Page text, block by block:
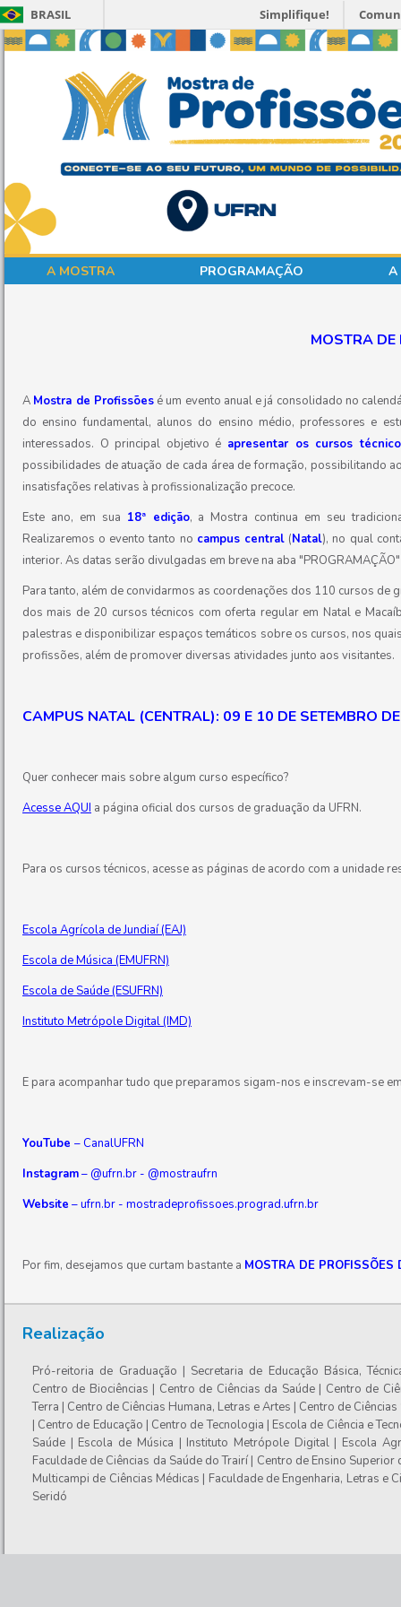
BRASIL Simplifique!
A MOSTRA PROGRAMAÇÃO A
MOSTRA
A Mostra de Profissõesé um evento anual e já consolidado no
do ensino fundamental, alunos do ensino médio, professores e
interessados. O principal objetivo é apresentar os cursos
possibilidades de atuação de cada área de formação, possibilitando
insatisfações relativas à profissionalização precoce.
Este ano, em sua 18ª edição, a Mostra continua em seu
Realizaremos o evento tanto no campus central (Natal), no qual
interior. As datas serão divulgadas em breve na aba
Para tanto, além de convidarmos as coordenações dos 110 cursos de
dos mais de 20 cursos técnicos com oferta regular em Natal e
palestras e disponibilizar espaços temáticos sobre os cursos, nos
profissões, além de promover diversas atividades junto aos visitantes.
CAMPUS NATAL (CENTRAL): 09 E 10 DE SETEMBRO
Quer conhecer mais sobre algum curso específico?
Acesse AQUI a página oficial dos cursos de graduação da UFRN.
Para os cursos técnicos, acesse as páginas de acordo com a unidade
Escola Agrícola de Jundiaí (EAJ)
Escola de Música (EMUFRN)
Escola de Saúde (ESUFRN)
Instituto Metrópole Digital (IMD)
E para acompanhar tudo que preparamos sigam-nos e inscrevam-se
YouTube – CanalUFRN
Instagram–@ufrn.br - @mostraufrn
Website –ufrn.br - mostradeprofissoes.prograd.ufrn.br
Por fim, desejamos que curtam bastante a MOSTRA DE PROFISSÕES
Realização
Pró-reitoria de Graduação | Secretaria de Educação Básica,
Centro de Biociências | Centro de Ciências da Saúde | Centro de
Terra | Centro de Ciências Humana, Letras e Artes | Centro de
| Centro de Educação | Centro de Tecnologia | Escola de Ciência e
Saúde | Escola de Música | Instituto Metrópole Digital | Escola
Faculdade de Ciências da Saúde do Trairí | Centro de Ensino Superior
Multicampi de Ciências Médicas | Faculdade de Engenharia, Letras e
Seridó